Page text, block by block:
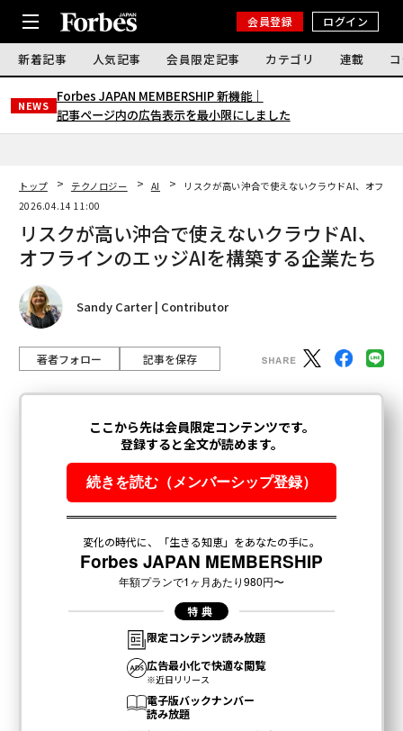
会員登録 ログイン
新着記事 人気記事 会員限定記事 カテゴリ 連載
NEWS
Forbes JAPAN MEMBERSHIP 新機能｜
記事ページ内の広告表示を最小限にしました
トップ テクノロジー AI
リスクが高い沖合で使えないクラウドAI、オフラ
2026.04.14 11:00
リスクが高い沖合で使えないクラウドAI、
オフラインのエッジAIを構築する企業たち
Sandy Carter | Contributor
著者フォロー 記事を保存